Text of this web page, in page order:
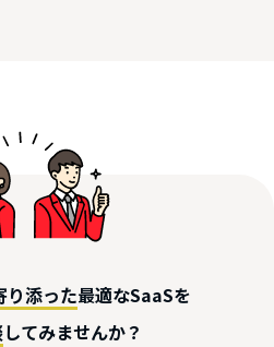
り添った最適なSaaSを
してみませんか？